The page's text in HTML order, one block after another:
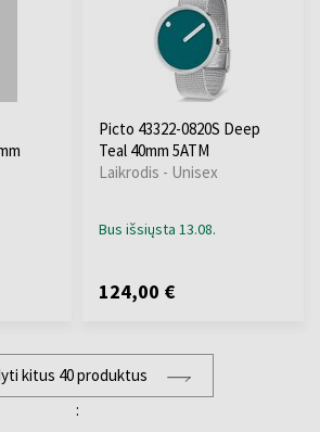
Picto 43322-0820S Deep
Teal 40mm 5ATM
Laikrodis - Unisex
Bus išsiųsta 13.08.
124,00 €
kitus 40 produktus
: